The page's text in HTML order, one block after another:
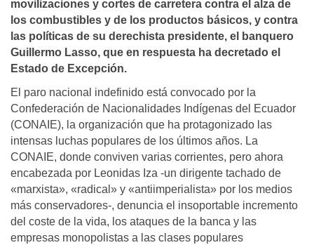
movilizaciones y cortes de carretera contra el alza de
los combustibles y de los productos básicos, y contra
las políticas de su derechista presidente, el banquero
Guillermo Lasso, que en respuesta ha decretado el
Estado de Excepción.
El paro nacional indefinido está convocado por la
Confederación de Nacionalidades Indígenas del Ecuador
(CONAIE), la organización que ha protagonizado las
intensas luchas populares de los últimos años. La
CONAIE, donde conviven varias corrientes, pero ahora
encabezada por Leonidas Iza -un dirigente tachado de
«marxista», «radical» y «antiimperialista» por los medios
más conservadores-, denuncia el insoportable incremento
del coste de la vida, los ataques de la banca y las
empresas monopolistas a las clases populares